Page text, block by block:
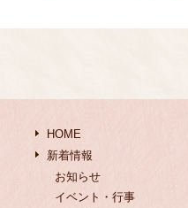
HOME
新着情報
お知らせ
イベント・行事